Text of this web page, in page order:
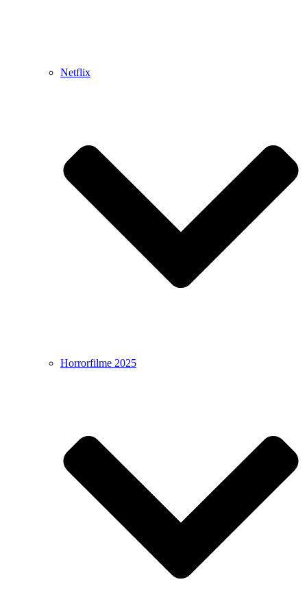
Netflix
Horrorfilme 2025